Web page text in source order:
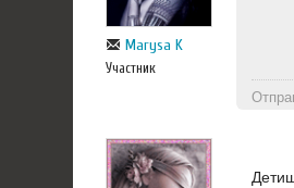
Marysa K
Участник